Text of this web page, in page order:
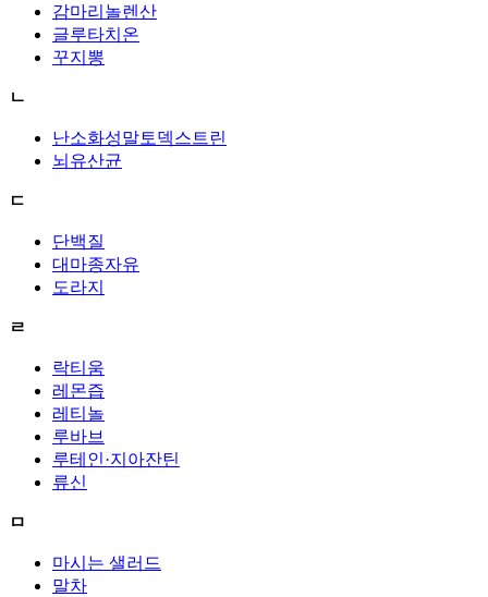
감마리놀렌산
글루타치온
꾸지뽕
ㄴ
난소화성말토덱스트린
뇌유산균
ㄷ
단백질
대마종자유
도라지
ㄹ
락티움
레몬즙
레티놀
루바브
루테인·지아잔틴
류신
ㅁ
마시는 샐러드
말차